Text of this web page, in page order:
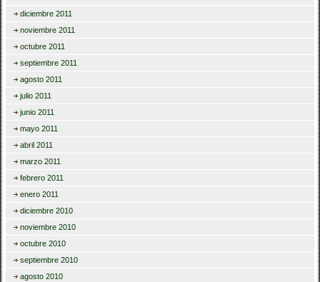
diciembre 2011
noviembre 2011
octubre 2011
septiembre 2011
agosto 2011
julio 2011
junio 2011
mayo 2011
abril 2011
marzo 2011
febrero 2011
enero 2011
diciembre 2010
noviembre 2010
octubre 2010
septiembre 2010
agosto 2010